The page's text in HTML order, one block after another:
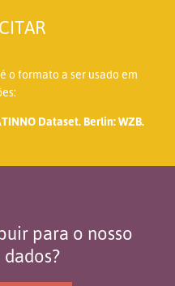
o formato a ser usado em
Dataset. Berlin: WZB.
para o nosso